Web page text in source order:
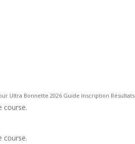
Ultra Bonnette 2026 Guide Inscription Résultats
course.
course.